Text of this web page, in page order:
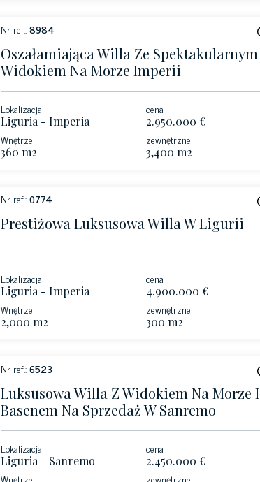
Nr ref.:8984
Oszałamiająca Willa Ze Spektakularnym
Widokiem Na Morze Imperii
Lokalizacja
Liguria - Imperia
cena
2.950.000 €
Wnętrze
360 m2
zewnętrzne
3,400 m2
Nr ref.:0774
Prestiżowa Luksusowa Willa W Ligurii
Lokalizacja
Liguria - Imperia
cena
4.900.000 €
Wnętrze
2,000 m2
zewnętrzne
300 m2
Nr ref.:6523
Luksusowa Willa Z Widokiem Na Morze I
Basenem Na Sprzedaż W Sanremo
Lokalizacja
Liguria - Sanremo
cena
2.450.000 €